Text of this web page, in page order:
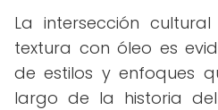
La intersección
textura con óleo es
de estilos y enfoques
largo de la historia